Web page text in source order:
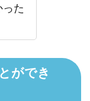
た
ができ